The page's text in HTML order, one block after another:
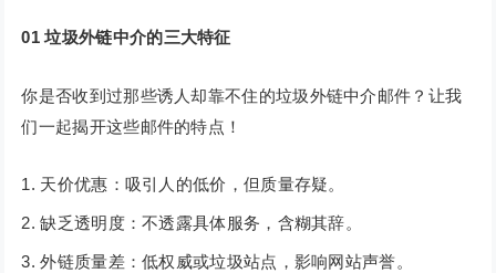
01 垃圾外链中介的三大特征
你是否收到过那些诱人却靠不住的垃圾外链中介邮件？让我
们一起揭开这些邮件的特点！
天价优惠：吸引人的低价，但质量存疑。
缺乏透明度：不透露具体服务，含糊其辞。
外链质量差：低权威或垃圾站点，影响网站声誉。